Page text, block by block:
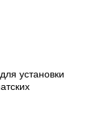
установки